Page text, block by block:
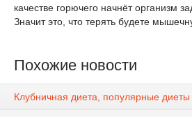
качестве горючего начнёт организм
Значит это, что терять будете
Похожие новости
Клубничная диета, популярные